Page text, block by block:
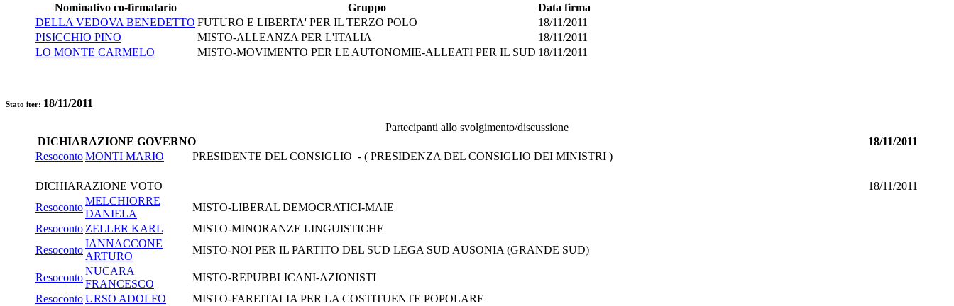
Nominativo co-firmatario
Gruppo
Data firma
DELLA VEDOVA BENEDETTO FUTURO E LIBERTA' PER IL TERZO POLO
18/11/2011
PISICCHIO PINO
MISTO-ALLEANZA PER L'ITALIA
18/11/2011
LO MONTE CARMELO
MISTO-MOVIMENTO PER LE AUTONOMIE-ALLEATI PER IL SUD 18/11/2011
Stato iter: 18/11/2011
Partecipanti allo svolgimento/discussione
DICHIARAZIONE GOVERNO
18/11/2011
ResocontoMONTI MARIO PRESIDENTE DEL CONSIGLIO - ( PRESIDENZA DEL CONSIGLIO DEI MINISTRI )
DICHIARAZIONE VOTO
18/11/2011
Resoconto
MELCHIORRE
DANIELA
MISTO-LIBERAL DEMOCRATICI-MAIE
Resoconto ZELLER KARL
MISTO-MINORANZE LINGUISTICHE
Resoconto
IANNACCONE
ARTURO
MISTO-NOI PER IL PARTITO DEL SUD LEGA SUD AUSONIA (GRANDE SUD)
Resoconto
NUCARA
FRANCESCO
MISTO-REPUBBLICANI-AZIONISTI
ResocontoURSO ADOLFO
MISTO-FAREITALIA PER LA COSTITUENTE POPOLARE